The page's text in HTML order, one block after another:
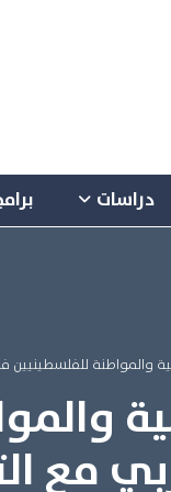
دراسات
والمواطنة للفلسطينيين
مع